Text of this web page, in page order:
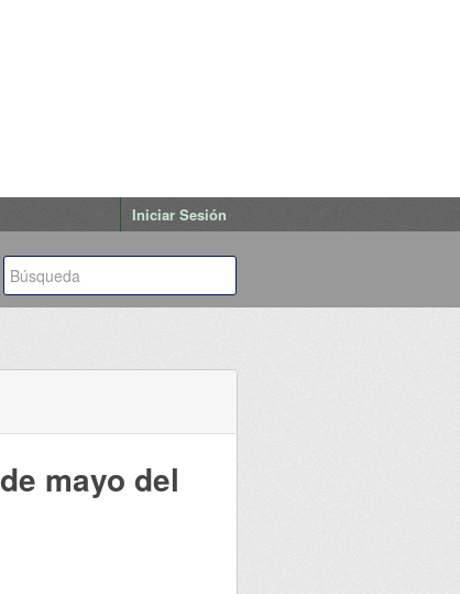
Iniciar Sesión
mayo del